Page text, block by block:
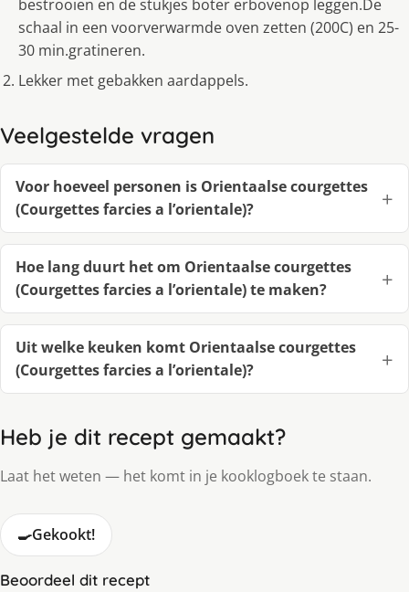
bestrooien en de stukjes boter erbovenop leggen.De
schaal in een voorverwarmde oven zetten (200C) en 25-
30 min.gratineren.
Lekker met gebakken aardappels.
Veelgestelde vragen
Voor hoeveel personen is Orientaalse courgettes
(Courgettes farcies a l’orientale)?
Hoe lang duurt het om Orientaalse courgettes
(Courgettes farcies a l’orientale) te maken?
Uit welke keuken komt Orientaalse courgettes
(Courgettes farcies a l’orientale)?
Heb je dit recept gemaakt?
Laat het weten — het komt in je kooklogboek te staan.
🍳Gekookt!
Beoordeel dit recept